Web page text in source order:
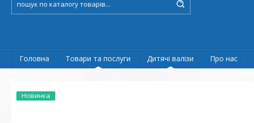
Головна Товари та послуги Дитячі валізи Про нас
Новинка